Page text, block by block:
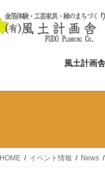
風土計画
HOME イベント情報 News